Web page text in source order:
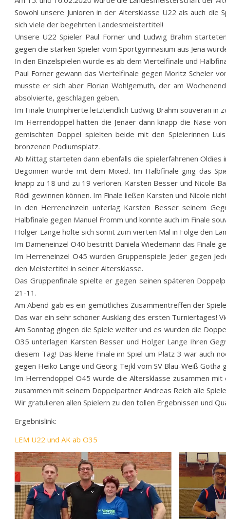
Sowohl unsere Junioren in der Altersklasse U22 als auch
sich viele der begehrten Landesmeistertitel!
Unsere U22 Spieler Paul Forner und Ludwig Brahm
gegen die starken Spieler vom Sportgymnasium aus Jena
In den Einzelspielen wurde es ab dem Viertelfinale und
Paul Forner gewann das Viertelfinale gegen Moritz Scheler
musste er sich aber Florian Wohlgemuth, der am
absolvierte, geschlagen geben.
Im Finale triumphierte letztendlich Ludwig Brahm souverän in
Im Herrendoppel hatten die Jenaer dann knapp die Nase
gemischten Doppel spielten beide mit den Spielerinnen
bronzenen Podiumsplatz.
Ab Mittag starteten dann ebenfalls die spielerfahrenen Oldies
Begonnen wurde mit dem Mixed. Im Halbfinale ging das
knapp zu 18 und zu 19 verloren. Karsten Besser und Nicole
Rödl gewinnen können. Im Finale ließen Karsten und Nicole
In den Herreneinzeln unterlag Karsten Besser seinem
Halbfinale gegen Manuel Fromm und konnte auch im Finale
Holger Lange holte sich somit zum vierten Mal in Folge den
Im Dameneinzel O40 bestritt Daniela Wiedemann das Finale
Im Herreneinzel O45 wurden Gruppenspiele Jeder gegen
den Meistertitel in seiner Altersklasse.
Das Gruppenfinale spielte er gegen seinen späteren
21-11.
Am Abend gab es ein gemütliches Zusammentreffen der
Das war ein sehr schöner Ausklang des ersten Turniertages!
Am Sonntag gingen die Spiele weiter und es wurden die
O35 unterlagen Karsten Besser und Holger Lange Ihren
diesem Tag! Das kleine Finale im Spiel um Platz 3 war auch
gegen Heiko Lange und Georg Tejkl vom SV Blau-Weiß Gotha
Im Herrendoppel O45 wurde die Altersklasse zusammen
zusammen mit seinem Doppelpartner Andreas Reich alle
Wir gratulieren allen Spielern zu den tollen Ergebnissen und
Ergebnislink:
LEM U22 und AK ab O35